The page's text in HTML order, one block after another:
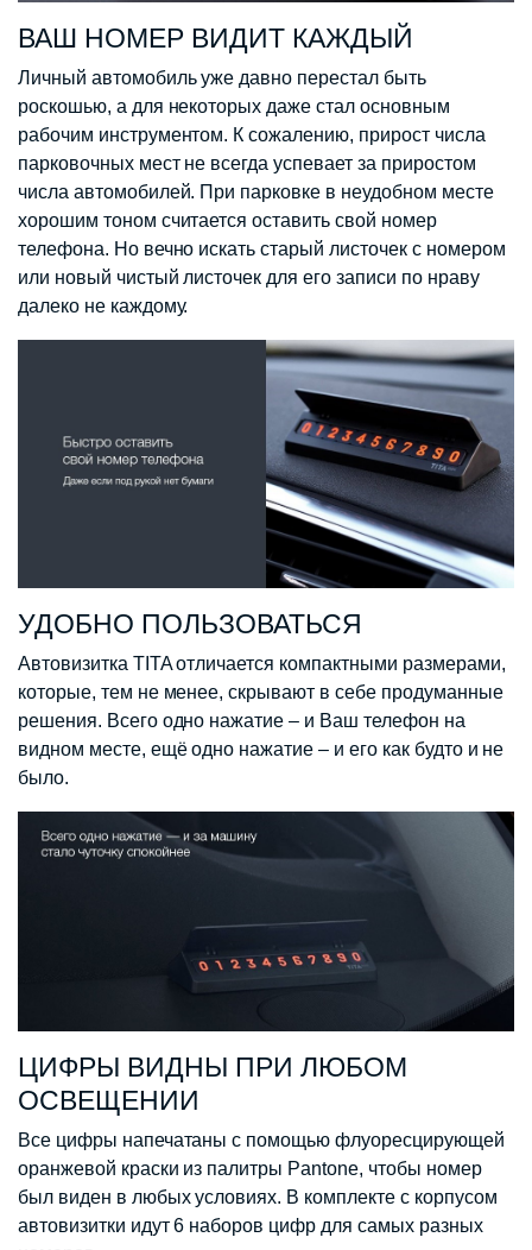
ВАШ НОМЕР ВИДИТ КАЖДЫЙ
Личный автомобиль уже давно перестал быть
роскошью, а для некоторых даже стал основным
рабочим инструментом. К сожалению, прирост числа
парковочных мест не всегда успевает за приростом
числа автомобилей. При парковке в неудобном месте
хорошим тоном считается оставить свой номер
телефона. Но вечно искать старый листочек с номером
или новый чистый листочек для его записи по нраву
далеко не каждому.
УДОБНО ПОЛЬЗОВАТЬСЯ
Автовизитка TITA отличается компактными размерами,
которые, тем не менее, скрывают в себе продуманные
решения. Всего одно нажатие – и Ваш телефон на
видном месте, ещё одно нажатие – и его как будто и не
было.
ЦИФРЫ ВИДНЫ ПРИ ЛЮБОМ
ОСВЕЩЕНИИ
Все цифры напечатаны с помощью флуоресцирующей
оранжевой краски из палитры Pantone, чтобы номер
был виден в любых условиях. В комплекте с корпусом
автовизитки идут 6 наборов цифр для самых разных